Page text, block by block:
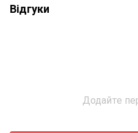
Відгуки
Додайте